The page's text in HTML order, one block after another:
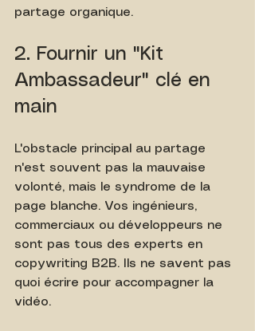
partage organique.
2. Fournir un "Kit
Ambassadeur" clé en
main
L'obstacle principal au partage
n'est souvent pas la mauvaise
volonté, mais le syndrome de la
page blanche. Vos ingénieurs,
commerciaux ou développeurs ne
sont pas tous des experts en
copywriting B2B. Ils ne savent pas
quoi écrire pour accompagner la
vidéo.